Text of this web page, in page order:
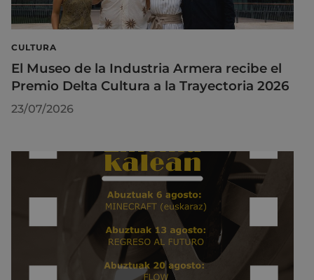
CULTURA
El Museo de la Industria Armera recibe el
Premio Delta Cultura a la Trayectoria 2026
23/07/2026